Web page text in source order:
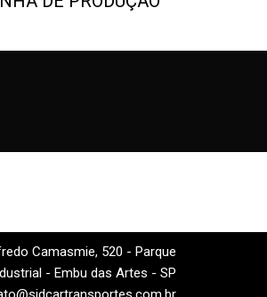
Camasmie, 520 - Parque
- Embu das Artes - SP